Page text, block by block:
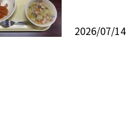
2026/07/14